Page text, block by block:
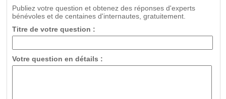
Publiez votre question et obtenez des réponses d'experts
bénévoles et de centaines d'internautes, gratuitement.
Titre de votre question :
Votre question en détails :